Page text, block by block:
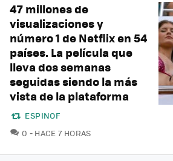
47 millones de
visualizaciones y
número 1 de Netflix en 54
países. La película que
lleva dos semanas
seguidas siendo la más
vista de la plataforma
ESPINOF
0 COMENTARIOS
HACE 7 HORAS